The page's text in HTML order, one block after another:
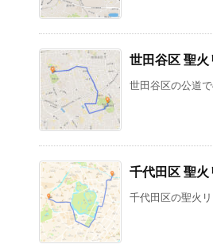
世田谷区 聖火
世田谷区の公道
千代田区 聖火
千代田区の聖火